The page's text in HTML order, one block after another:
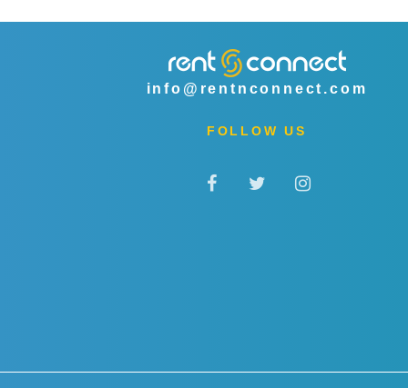
info@rentnconnect.com
FOLLOW US